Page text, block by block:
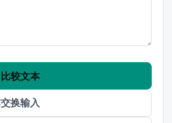
比较文本
交换输入